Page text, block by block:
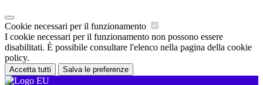
Cookie necessari per il funzionamento
I cookie necessari per il funzionamento non possono essere
disabilitati. È possibile consultare l'elenco nella pagina della cookie
policy.
Accetta tutti Salva le preferenze